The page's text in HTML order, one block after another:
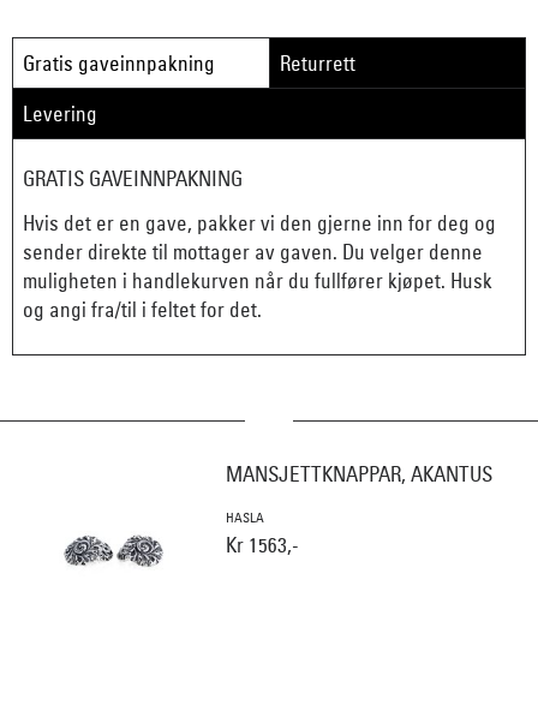
Gratis gaveinnpakning
Returrett
Levering
GRATIS GAVEINNPAKNING
Hvis det er en gave, pakker vi den gjerne inn for deg og
sender direkte til mottager av gaven. Du velger denne
muligheten i handlekurven når du fullfører kjøpet. Husk
og angi fra/til i feltet for det.
MANSJETTKNAPPAR, AKANTUS
HASLA
Kr 1563,-